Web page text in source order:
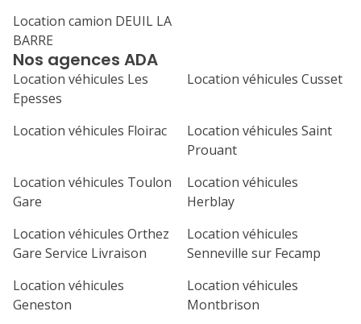
1
7 8
21 22 23 24 25
Nos agences ADA
Location véhicules Les
Epesses
Location véhicules Cusset
Location véhicules Floirac
Location véhicules Saint
Prouant
Location véhicules Toulon
Gare
Location véhicules
Herblay
Location véhicules Orthez
Gare Service Livraison
Location véhicules
Senneville sur Fecamp
Location véhicules
Geneston
Location véhicules
Montbrison
Location camion DEUIL LA
BARRE